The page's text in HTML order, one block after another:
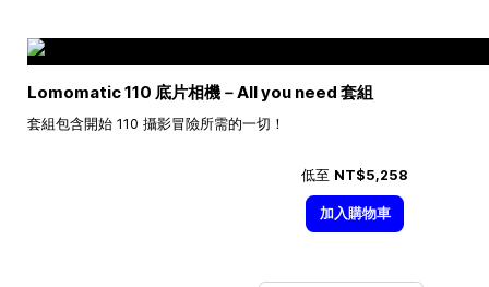
Lomomatic 110 底片相機－All you need 套組
套組包含開始 110 攝影冒險所需的一切！
低至 NT$5,258
加入購物車